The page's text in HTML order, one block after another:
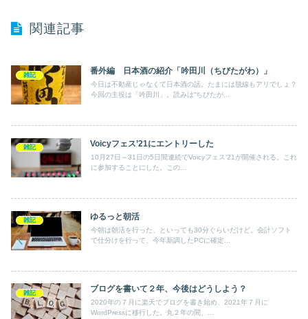
関連記事
雑記 番外編 日本酒の紹介「吟田川（ちびたがわ）」
今日は不動産じゃなくて日本酒の話。たまには脱線もアリでしょ？
今回の主役は「吟田川」。読みは“ちびたが...
雑記 Voicyフェス’21にエントリーした
10月27日～31日の5日間連続でVoicyフェス’21が開催される。これ
に参加することにした。この...
雑記 ゆるっと朝活
今朝は朝活を行った、といっても30分ぐらいだけど。会計ソフト
で仕分けを行って、今年新調したPCに確定...
雑記 ブログを書いて２年、今後はどうしよう？
2020年の７月に楽天でブログを書き始め、2021年７月に
WordPressに移行した。丸２年の間、...